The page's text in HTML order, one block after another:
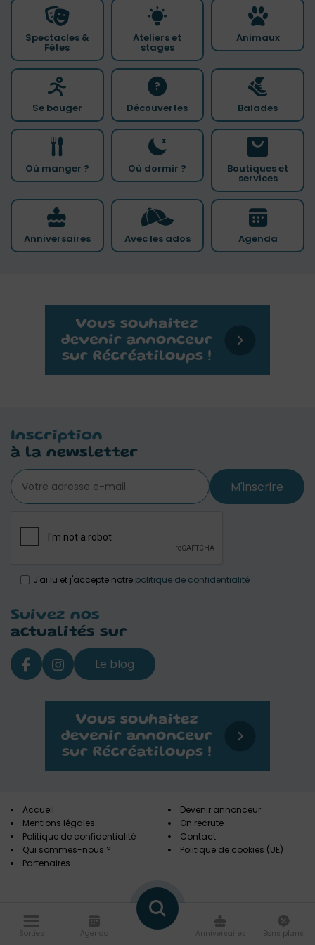
Sorties Agenda Anniversaires Bons plans
Spectacles &
Fêtes
Ateliers et
stages
Animaux
Se bouger Découvertes Balades
Où manger ? Où dormir ? Boutiques et
services
Anniversaires Avec les ados Agenda
Inscription
à la newsletter
M'inscrire
J'ai lu et j'accepte notre politique de confidentialité
Suivez nos
actualités sur
Le blog
Accueil
Mentions légales
Politique de confidentialité
Qui sommes-nous ?
Partenaires
Devenir annonceur
On recrute
Contact
Politique de cookies (UE)